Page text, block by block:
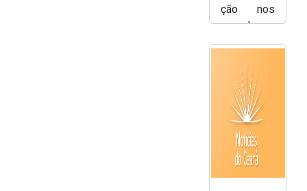
ção nos
complexos
do Alemão
Rio de
Janeiro -
Simony
Silva